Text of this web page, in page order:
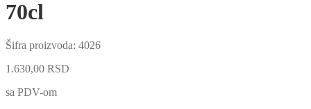
70cl
Šifra proizvoda: 4026
1.630,00 RSD
sa PDV-om